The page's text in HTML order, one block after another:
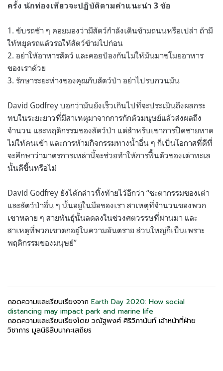
ครั้ง นักท่องเที่ยวจะปฏิบัติตามคำแนะนำ 3 ข้อ
1. ขับรถช้า ๆ คอยมองว่ามีสัตว์กำลังเดินข้ามถนนหรือเปล่า ถ้ามี
ให้หยุดรถแล้วรอให้สัตว์ข้ามไปก่อน
2. อย่าให้อาหารสัตว์ และคอยป้องกันไม่ให้มันมาขโมยอาหาร
ของเราด้วย
3. รักษาระยะห่างของคุณกับสัตว์ป่า อย่าไปรบกวนมัน
David Godfrey บอกว่ามันยังเร็วเกินไปที่จะประเมินถึงผลกระ
ทบในระยะยาวที่มีสาเหตุมาจากการกักตัวมนุษย์แล้วส่งผลถึง
จำนวน และพฤติกรรมของสัตว์ป่า แต่สำหรับเขาการปิดชายหาด
ไม่ให้คนเข้า และการห้ามกิจกรรมทางน้ำอื่น ๆ ก็เป็นโอกาสที่ดีที่
จะศึกษาว่ามาตรการเหล่านี้จะช่วยทำให้การฟื้นตัวของเต่าทะเล
นั้นดีขึ้นหรือไม่
David Godfrey ยังได้กล่าวทิ้งท้ายไว้อีกว่า “ชะตากรรมของเต่า
และสัตว์ป่าอื่น ๆ นั้นอยู่ในมือของเรา สาเหตุที่จำนวนของพวก
เขาหลาย ๆ สายพันธุ์นั้นลดลงในช่วงศตวรรษที่ผ่านมา และ
สาเหตุที่พวกเขาตกอยู่ในความอันตราย ส่วนใหญ่ก็เป็นเพราะ
พฤติกรรมของมนุษย์”
ถอดความและเรียบเรียงจาก Earth Day 2020: How social
distancing may impact park and marine life
ถอดความและเรียบเรียงโดย วณัฐพงศ์ ศิริวิภานันท์ เจ้าหน้าที่ฝ่าย
วิชาการ มูลนิธิสืบนาคะเสถียร